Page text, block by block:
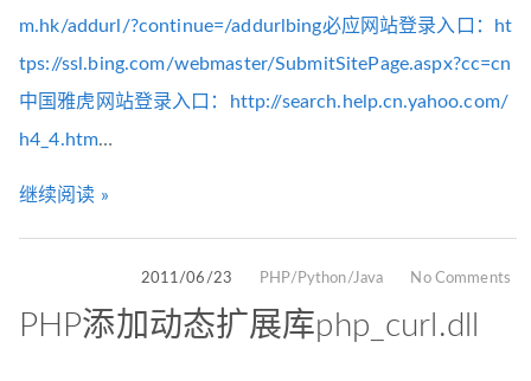
m.hk/addurl/?continue=/addurlbing必应网站登录入口：ht
tps://ssl.bing.com/webmaster/SubmitSitePage.aspx?cc=cn
中国雅虎网站登录入口：http://search.help.cn.yahoo.com/
h4_4.htm…
继续阅读 »
2011/06/23 PHP/Python/Java No Comments
PHP添加动态扩展库php_curl.dll